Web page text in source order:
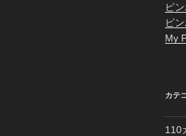
ピ
ピ
My
カテ
110